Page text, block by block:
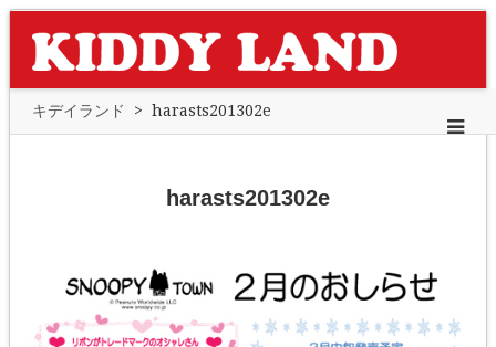
キデイランド > harasts201302e
harasts201302e